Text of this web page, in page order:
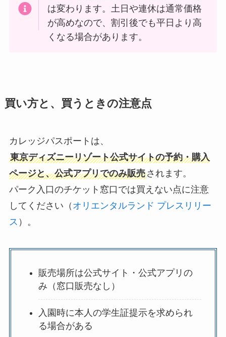
は変わります。土日や連休は通常価格
が高めなので、割引後でも平日より高
くなる場合があります。
買い方と、買うときの注意点
カレッジパスポートは、
東京ディズニーリゾート公式サイトの予約・購入
ページと、公式アプリでのみ販売されます。
パーク入口のチケット窓口では買えない点に注意
してください（ オリエンタルランド プレスリリー
ス ）。
販売場所は公式サイト・公式アプリの
み（窓口販売なし）
入園時に本人の学生証提示を求められ
る場合がある